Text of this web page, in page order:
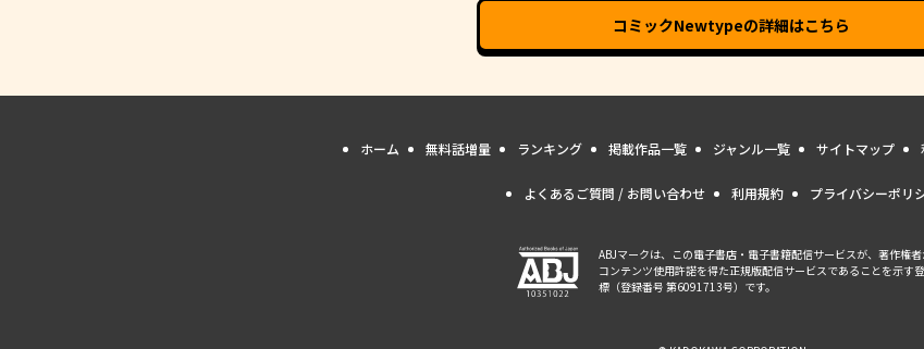
コミックNewtypeの詳細はこちら
ホーム 無料話増量 ランキング 掲載作品一覧 ジャンル一覧 サイトマップ
よくあるご質問 / お問い合わせ 利用規約 プライバシーポリ
ABJマークは、この電子書店・電子書籍配信サービスが、著作権者
コンテンツ使用許諾を得た正規版配信サービスであることを示す
標（登録番号 第6091713号）です。